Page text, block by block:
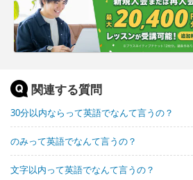
関連する質問
30分以内ならって英語でなんて言うの？
のみって英語でなんて言うの？
文字以内って英語でなんて言うの？